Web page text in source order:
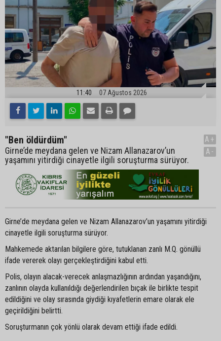
11:40 07 Ağustos 2026
"Ben öldürdüm"
Girne’de meydana gelen ve Nizam Allanazarov’un
yaşamını yitirdiği cinayetle ilgili soruşturma sürüyor.
A+
A-
Girne’de meydana gelen ve Nizam Allanazarov’un yaşamını yitirdiği
cinayetle ilgili soruşturma sürüyor.
Mahkemede aktarılan bilgilere göre, tutuklanan zanlı M.Q. gönüllü
ifade vererek olayı gerçekleştirdiğini kabul etti.
Polis, olayın alacak-verecek anlaşmazlığının ardından yaşandığını,
zanlının olayda kullanıldığı değerlendirilen bıçak ile birlikte tespit
edildiğini ve olay sırasında giydiği kıyafetlerin emare olarak ele
geçirildiğini belirtti.
Soruşturmanın çok yönlü olarak devam ettiği ifade edildi.